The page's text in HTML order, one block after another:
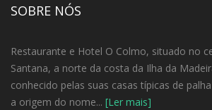
SOBRE NÓS
Restaurante e Hotel O Colmo, situado no
Santana, a norte da costa da Ilha da
conhecido pelas suas casas típicas de
a origem do nome... [Ler mais]